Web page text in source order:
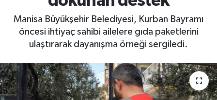
Manisa Büyükşehir Belediyesi, Kurban Bayramı
öncesi ihtiyaç sahibi ailelere gıda paketlerini
ulaştırarak dayanışma örneği sergiledi.
Son Dakika Haberleri
Haber Arşivi